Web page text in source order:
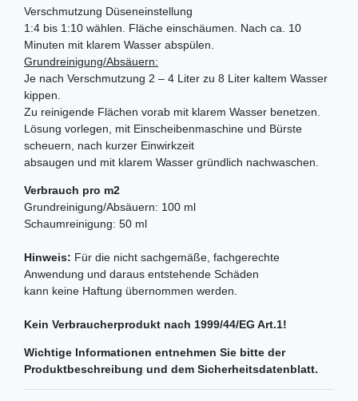
Verschmutzung Düseneinstellung
1:4 bis 1:10 wählen. Fläche einschäumen. Nach ca. 10
Minuten mit klarem Wasser abspülen.
Grundreinigung/Absäuern:
Je nach Verschmutzung 2 – 4 Liter zu 8 Liter kaltem Wasser
kippen.
Zu reinigende Flächen vorab mit klarem Wasser benetzen.
Lösung vorlegen, mit Einscheibenmaschine und Bürste
scheuern, nach kurzer Einwirkzeit
absaugen und mit klarem Wasser gründlich nachwaschen.
Verbrauch pro m2
Grundreinigung/Absäuern: 100 ml
Schaumreinigung: 50 ml
Hinweis: Für die nicht sachgemäße, fachgerechte
Anwendung und daraus entstehende Schäden
kann keine Haftung übernommen werden.
Kein Verbraucherprodukt nach 1999/44/EG Art.1!
Wichtige Informationen entnehmen Sie bitte der
Produktbeschreibung und dem Sicherheitsdatenblatt.